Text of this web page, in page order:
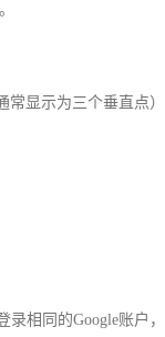
显示为三个垂直点
相同的Google账户